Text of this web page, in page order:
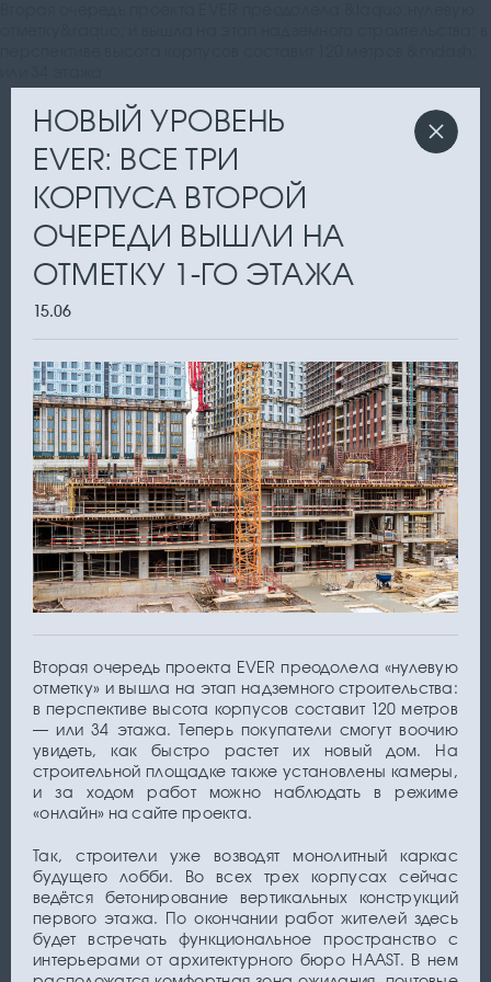
НОВЫЙ УРОВЕНЬ
EVER: ВСЕ ТРИ
КОРПУСА ВТОРОЙ
ОЧЕРЕДИ ВЫШЛИ НА
ОТМЕТКУ 1-ГО ЭТАЖА
15.06
Вторая очередь проекта EVER преодолела «нулевую
отметку» и вышла на этап надземного строительства:
в перспективе высота корпусов составит 120 метров
— или 34 этажа. Теперь покупатели смогут воочию
увидеть, как быстро растет их новый дом. На
строительной площадке также установлены камеры,
и за ходом работ можно наблюдать в режиме
«онлайн» на сайте проекта.
Так, строители уже возводят монолитный каркас
будущего лобби. Во всех трех корпусах сейчас
ведётся бетонирование вертикальных конструкций
первого этажа. По окончании работ жителей здесь
будет встречать функциональное пространство с
интерьерами от архитектурного бюро HAAST. В нем